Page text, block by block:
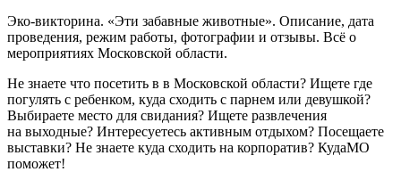
Эко-викторина. «Эти забавные животные». Описание, дата
проведения, режим работы, фотографии и отзывы. Всё о
мероприятиях Московской области.
Не знаете что посетить в в Московской области? Ищете где
погулять с ребенком, куда сходить с парнем или девушкой?
Выбираете место для свидания? Ищете развлечения
на выходные? Интересуетесь активным отдыхом? Посещаете
выставки? Не знаете куда сходить на корпоратив? КудаМО
поможет!